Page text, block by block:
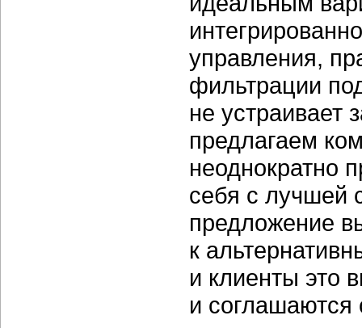
управления,
фильтрации
не устраивает
предлагаем
неоднократно
себя с лучшей
предложение
к
и клиенты это
и соглашаются